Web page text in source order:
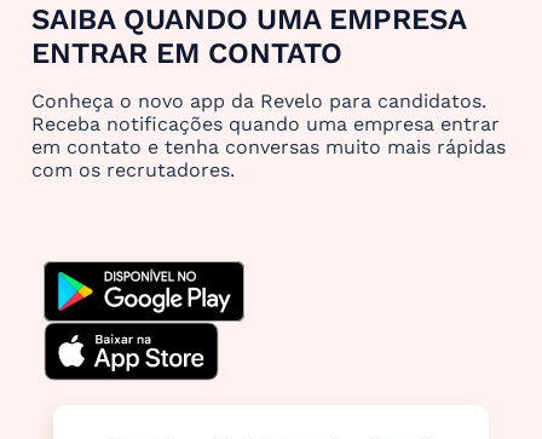
SAIBA QUANDO UMA EMPRESA
ENTRAR EM CONTATO
Conheça o novo app da Revelo para candidatos.
Receba notificações quando uma empresa entrar
em contato e tenha conversas muito mais rápidas
com os recrutadores.